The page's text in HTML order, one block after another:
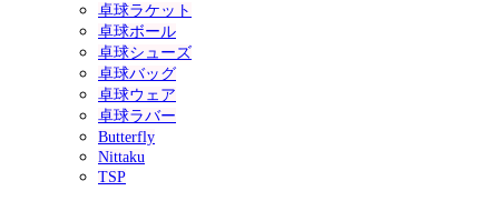
卓球ラケット
卓球ボール
卓球シューズ
卓球バッグ
卓球ウェア
卓球ラバー
Butterfly
Nittaku
TSP